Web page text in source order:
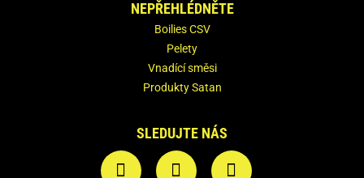
NEPŘEHLÉDNĚTE
Boilies CSV
Pelety
Vnadící směsi
Produkty Satan
SLEDUJTE NÁS